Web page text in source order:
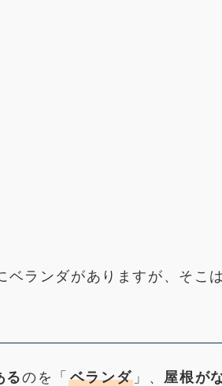
ベランダがありますが、そこ
るのを「 ベランダ 」、 屋根が